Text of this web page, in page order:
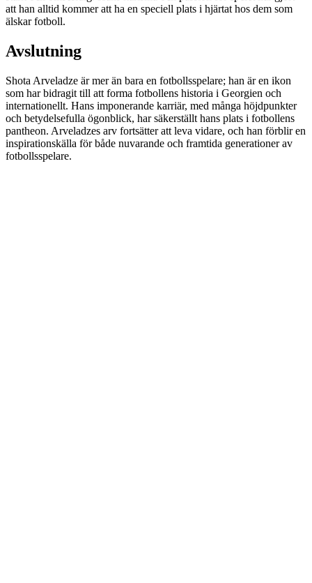
att han alltid kommer att ha en speciell plats i hjärtat hos dem som
älskar fotboll.
Avslutning
Shota Arveladze är mer än bara en fotbollsspelare; han är en ikon
som har bidragit till att forma fotbollens historia i Georgien och
internationellt. Hans imponerande karriär, med många höjdpunkter
och betydelsefulla ögonblick, har säkerställt hans plats i fotbollens
pantheon. Arveladzes arv fortsätter att leva vidare, och han förblir en
inspirationskälla för både nuvarande och framtida generationer av
fotbollsspelare.